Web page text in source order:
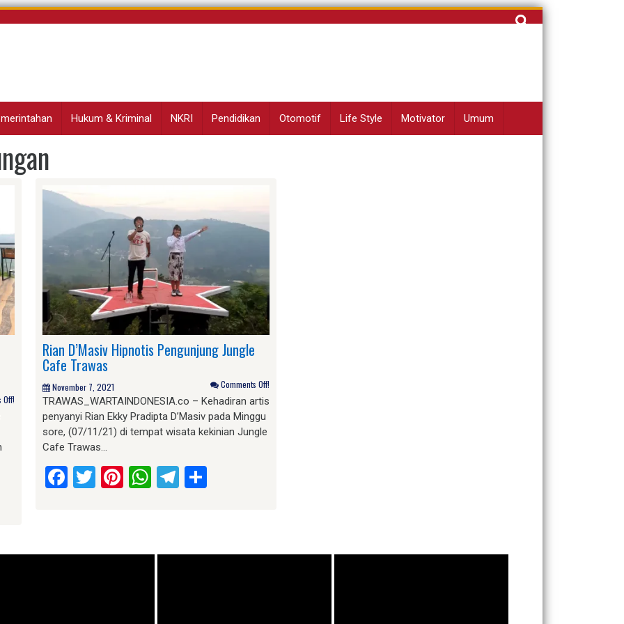
Cari
Hukum & Kriminal NKRI Pendidikan Otomotif Life Style Motivator Umum
Rian D’Masiv Hipnotis Pengunjung Jungle
Cafe Trawas
November 7, 2021 Comments Off!
TRAWAS_WARTAINDONESIA.co – Kehadiran artis
penyanyi Rian Ekky Pradipta D’Masiv pada Minggu
sore, (07/11/21) di tempat wisata kekinian Jungle
Cafe Trawas…
Facebook
Twitter
Pinterest
WhatsApp
Telegram
Share